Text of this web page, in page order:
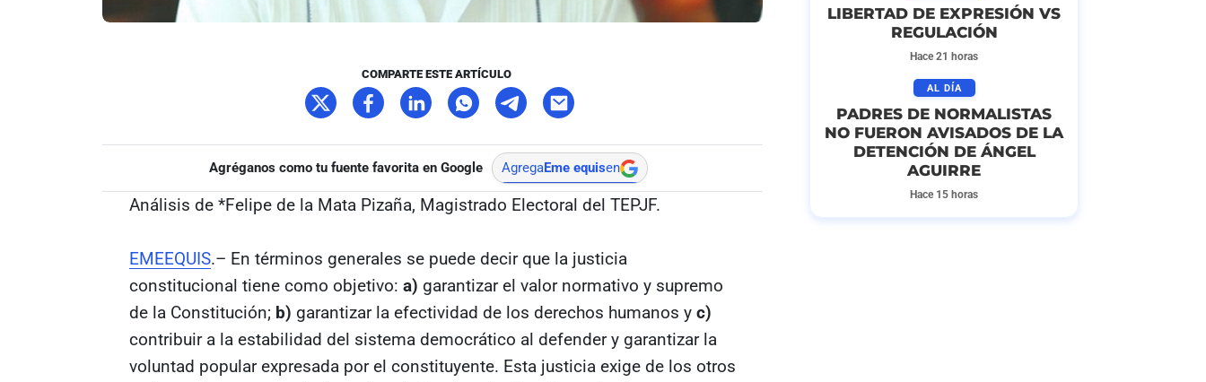
COMPARTE ESTE ARTÍCULO
Agréganos como tu fuente favorita en Google AgregaEme equisen
Análisis de *Felipe de la Mata Pizaña, Magistrado Electoral del TEPJF.
EMEEQUIS.– En términos generales se puede decir que la justicia
constitucional tiene como objetivo: a) garantizar el valor normativo y supremo
de la Constitución; b) garantizar la efectividad de los derechos humanos y c)
contribuir a la estabilidad del sistema democrático al defender y garantizar la
voluntad popular expresada por el constituyente. Esta justicia exige de los otros
LIBERTAD DE EXPRESIÓN VS
REGULACIÓN
Hace 21 horas
AL DÍA
PADRES DE NORMALISTAS
NO FUERON AVISADOS DE LA
DETENCIÓN DE ÁNGEL
AGUIRRE
Hace 15 horas